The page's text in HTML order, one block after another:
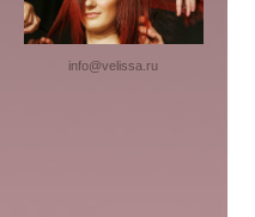
info@velissa.ru